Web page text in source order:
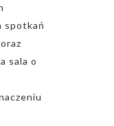
spotkań
sala o